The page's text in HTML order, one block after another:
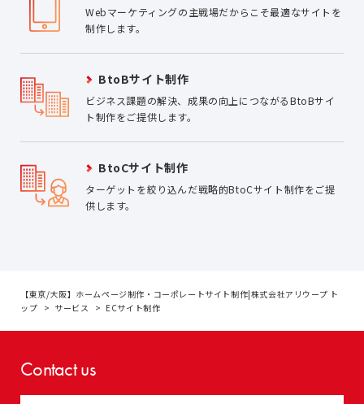
Webマーケティングの主戦場だからこそ最適なサイトを
制作します。
BtoBサイト制作
ビジネス課題の解決、成果の向上につながるBtoBサイ
ト制作をご提供します。
BtoCサイト制作
ターゲットを絞り込んだ戦略的BtoCサイト制作をご提
供します。
【東京/大阪】ホームページ制作・コーポレートサイト制作|株式会社アリウープ ト
ップ
サービス ECサイト制作
Contact us